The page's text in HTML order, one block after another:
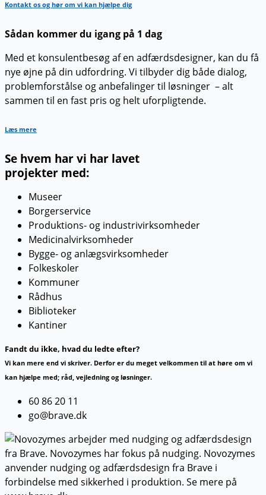
Kontakt os og hør om vi kan hjælpe dig
Sådan kommer du igang på 1 dag
Med et konsulentbesøg af en adfærdsdesigner, kan du få
nye øjne på din udfordring. Vi tilbyder dig både dialog,
problemforstålse og anbefalinger til løsninger – alt
sammen til en fast pris og helt uforpligtende.
Læs mere
Se hvem har vi har lavet
projekter med:
Museer
Borgerservice
Produktions- og industrivirksomheder
Medicinalvirksomheder
Bygge- og anlægsvirksomheder
Folkeskoler
Kommuner
Rådhus
Biblioteker
Kantiner
Fandt du ikke, hvad du ledte efter?
Vi kan mere end vi skriver. Derfor er du meget velkommen til at høre om vi
kan hjælpe med; råd, vejledning og løsninger.
60 86 20 11
go@brave.dk